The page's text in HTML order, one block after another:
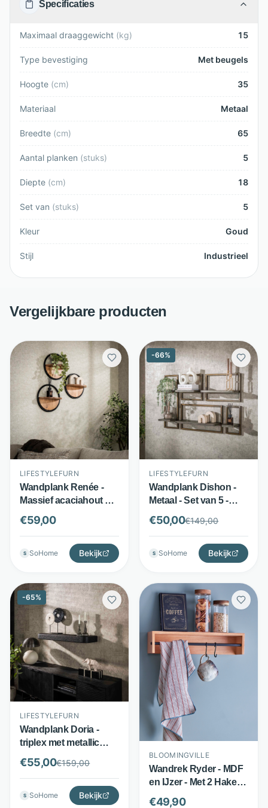
Specificaties
Maximaal draaggewicht (kg) 15
Type bevestiging Met beugels
Hoogte (cm) 35
Materiaal Metaal
Breedte (cm) 65
Aantal planken (stuks) 5
Diepte (cm) 18
Set van (stuks) 5
Kleur Goud
Stijl Industrieel
Vergelijkbare producten
LIFESTYLEFURN
Wandplank Renée -
Massief acaciahout en
metaal - Set van 3 -
Naturel bruin -
LifestyleFurn
€59,00
S SoHome Bekijk
-66%
LIFESTYLEFURN
Wandplank Dishon -
Metaal - Set van 5 -
Antiek brass -
LifestyleFurn
€50,00€149,00
S SoHome Bekijk
-65%
LIFESTYLEFURN
Wandplank Doria -
triplex met metallic
coating - 100 cm - grijs
- LifestyleFurn
€55,00€159,00
S SoHome Bekijk
BLOOMINGVILLE
Wandrek Ryder - MDF
en IJzer - Met 2 Haken -
Beige/Zwart -
€49,90